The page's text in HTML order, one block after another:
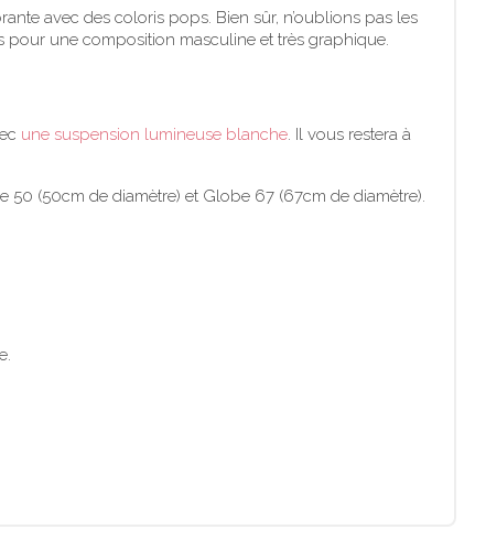
avec des coloris pops. Bien sûr, n’oublions pas les
une composition masculine et très graphique.
une suspension lumineuse blanche. Il vous restera à
50 (50cm de diamètre) et Globe 67 (67cm de diamètre).